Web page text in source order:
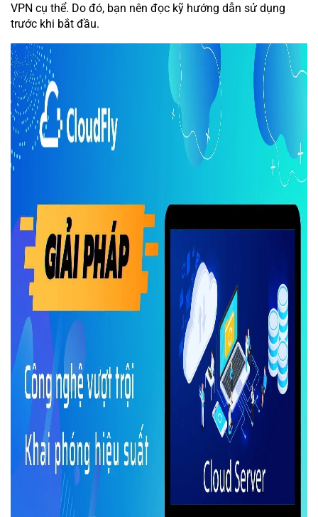
VPN cụ thể. Do đó, bạn nên đọc kỹ hướng dẫn sử dụng
trước khi bắt đầu.